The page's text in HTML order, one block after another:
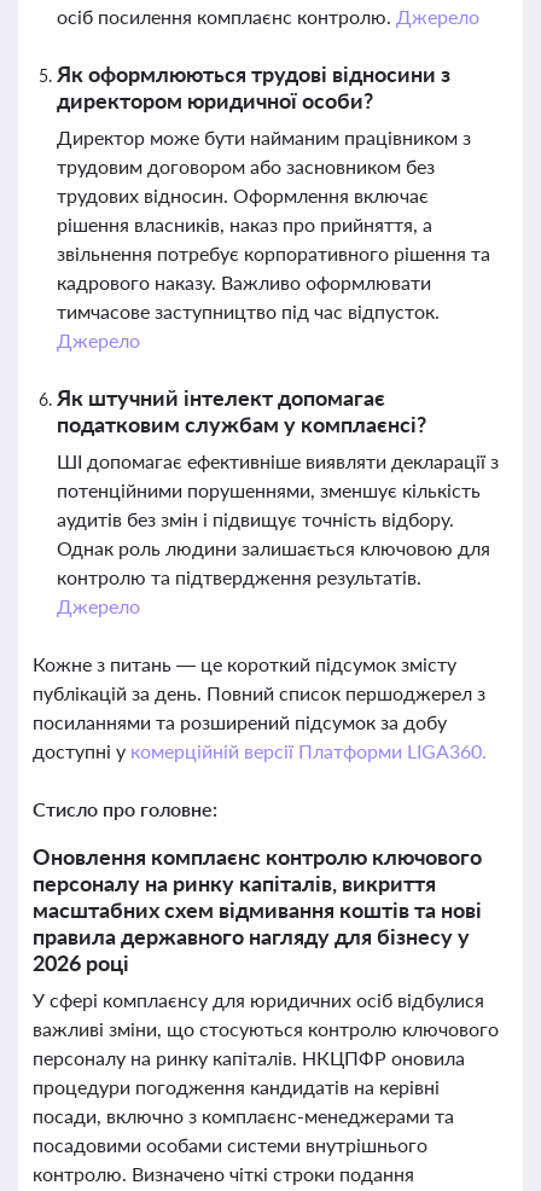
осіб посилення комплаєнс контролю. Джерело
Як оформлюються трудові відносини з
директором юридичної особи?
Директор може бути найманим працівником з
трудовим договором або засновником без
трудових відносин. Оформлення включає
рішення власників, наказ про прийняття, а
звільнення потребує корпоративного рішення та
кадрового наказу. Важливо оформлювати
тимчасове заступництво під час відпусток.
Джерело
Як штучний інтелект допомагає
податковим службам у комплаєнсі?
ШІ допомагає ефективніше виявляти декларації з
потенційними порушеннями, зменшує кількість
аудитів без змін і підвищує точність відбору.
Однак роль людини залишається ключовою для
контролю та підтвердження результатів.
Джерело
Кожне з питань — це короткий підсумок змісту
публікацій за день. Повний список першоджерел з
посиланнями та розширений підсумок за добу
доступні у комерційній версії Платформи LIGA360.
Стисло про головне:
Оновлення комплаєнс контролю ключового
персоналу на ринку капіталів, викриття
масштабних схем відмивання коштів та нові
правила державного нагляду для бізнесу у
2026 році
У сфері комплаєнсу для юридичних осіб відбулися
важливі зміни, що стосуються контролю ключового
персоналу на ринку капіталів. НКЦПФР оновила
процедури погодження кандидатів на керівні
посади, включно з комплаєнс-менеджерами та
посадовими особами системи внутрішнього
контролю. Визначено чіткі строки подання